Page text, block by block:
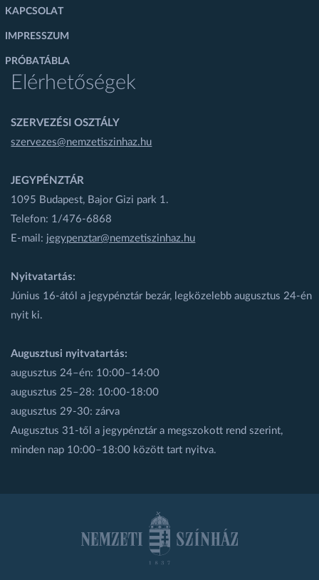
KAPCSOLAT
IMPRESSZUM
PRÓBATÁBLA
Elérhetőségek
SZERVEZÉSI OSZTÁLY
szervezes@nemzetiszinhaz.hu
JEGYPÉNZTÁR
1095 Budapest, Bajor Gizi park 1.
Telefon: 1/476-6868
E-mail: jegypenztar@nemzetiszinhaz.hu
Nyitvatartás:
Június 16-ától a jegypénztár bezár, legközelebb augusztus 24-én
nyit ki.
Augusztusi nyitvatartás:
augusztus 24–én: 10:00–14:00
augusztus 25–28: 10:00-18:00
augusztus 29-30: zárva
Augusztus 31-től a jegypénztár a megszokott rend szerint,
minden nap 10:00–18:00 között tart nyitva.